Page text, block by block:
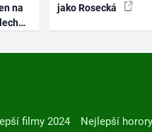
na
jako Rosecká
filmy 2024 Nejlepší horory